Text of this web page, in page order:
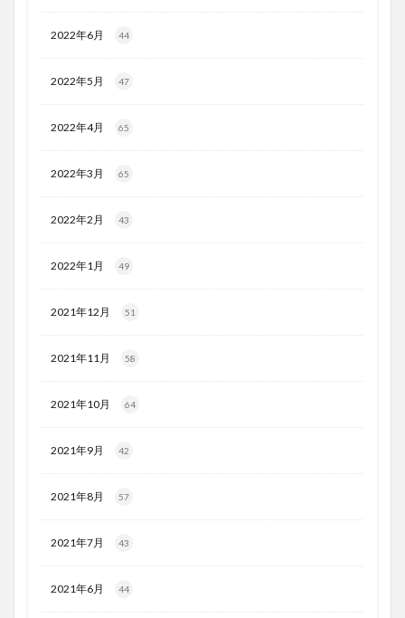
2022年6月 44
2022年5月 47
2022年4月 65
2022年3月 65
2022年2月 43
2022年1月 49
2021年12月 51
2021年11月 58
2021年10月 64
2021年9月 42
2021年8月 57
2021年7月 43
2021年6月 44